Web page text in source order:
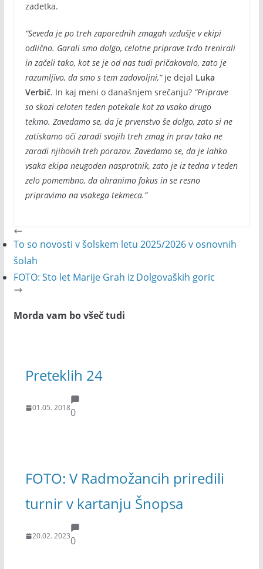
zadetka.
“Seveda je po treh zaporednih zmagah vzdušje v ekipi
odlično. Garali smo dolgo, celotne priprave trdo trenirali
in začeli tako, kot se je od nas tudi pričakovalo, zato je
razumljivo, da smo s tem zadovoljni,”je dejal Luka
Verbič. In kaj meni o današnjem srečanju? “Priprave
so skozi celoten teden potekale kot za vsako drugo
tekmo. Zavedamo se, da je prvenstvo še dolgo, zato si ne
zatiskamo oči zaradi svojih treh zmag in prav tako ne
zaradi njihovih treh porazov. Zavedamo se, da je lahko
vsaka ekipa neugoden nasprotnik, zato je iz tedna v teden
zelo pomembno, da ohranimo fokus in se resno
pripravimo na vsakega tekmeca.”
To so novosti v šolskem letu 2025/2026 v osnovnih
šolah
FOTO: Sto let Marije Grah iz Dolgovaških goric
Morda vam bo všeč tudi
Preteklih 24
01.05. 20180
FOTO: V Radmožancih priredili
turnir v kartanju Šnopsa
20.02. 20230